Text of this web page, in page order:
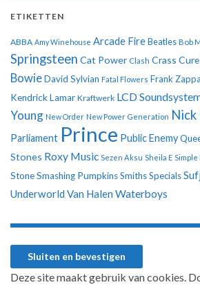
ETIKETTEN
ABBA Amy Winehouse Arcade Fire Beatles Bob
Springsteen Cat Power Clash Crass Cure
BowieDavid Sylvian Fatal Flowers Frank Zappa
Kendrick Lamar Kraftwerk LCD
Young New Order New Power Generation Nick
Parliament Prince Public Enemy
Stones Roxy Music Sezen Aksu Sheila E
StoneSmashing PumpkinsSmithsSpecials
Underworld Van Halen Waterboys
Deze site maakt gebruik van cookies.